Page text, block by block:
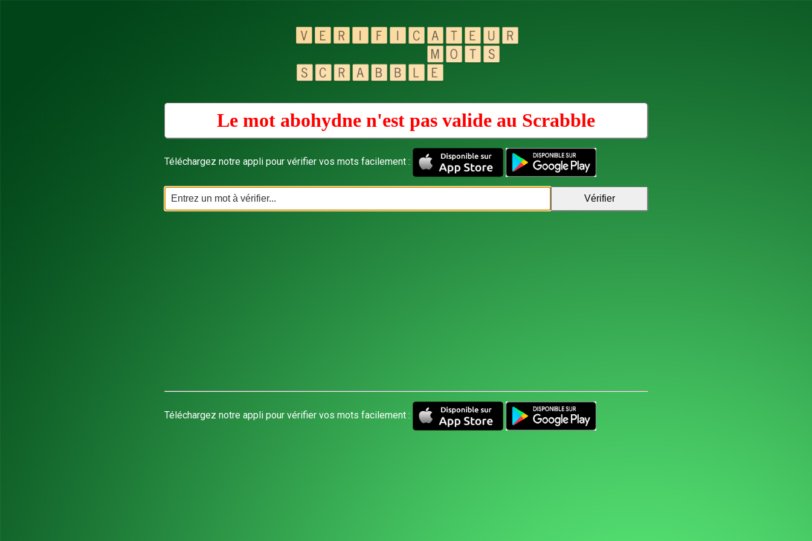
Le mot abohydne n'est pas valide au Scrabble
Téléchargez notre appli pour vérifier vos mots facilement :
Téléchargez notre appli pour vérifier vos mots facilement :